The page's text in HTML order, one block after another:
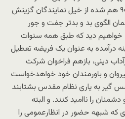
بعیدنیست که اگر در دقیقه ۹۰ هم شده از خیل نمایندگان گزینش
الگوی بد و بدتر جفت و جور
خواهیم دید که طبق همه سنوات
درآمده به عنوان یک فریضه تعطیل
دینی، بازهم فراخوان شرکت
و باورمندان خود خواهدخواست
گیر به یاری نظام مقدس بشتابند
را ناامید کنند. و البته
شبهه حضور در انظارعمومی را